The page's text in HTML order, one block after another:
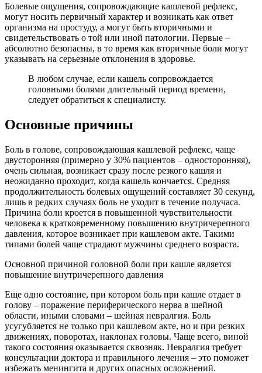
Болевые ощущения, сопровождающие кашлевой рефлекс,
могут носить первичный характер и возникать как ответ
организма на простуду, а могут быть вторичными и
свидетельствовать о той или иной патологии. Первые –
абсолютно безопасны, в то время как вторичные боли могут
указывать на серьезные отклонения в здоровье.
В любом случае, если кашель сопровождается
головными болями длительный период времени,
следует обратиться к специалисту.
Основные причины
Боль в голове, сопровождающая кашлевой рефлекс, чаще
двусторонняя (примерно у 30% пациентов – односторонняя),
очень сильная, возникает сразу после резкого кашля и
неожиданно проходит, когда кашель кончается. Средняя
продолжительность болевых ощущений составляет 30 секунд,
лишь в редких случаях боль не уходит в течение получаса.
Причина боли кроется в повышенной чувствительности
человека к кратковременному повышению внутричерепного
давления, которое возникает при кашлевом акте. Такими
типами болей чаще страдают мужчины среднего возраста.
Основной причиной головной боли при кашле является
повышение внутричерепного давления
Еще одно состояние, при котором боль при кашле отдает в
голову – поражение периферического нерва в шейной
области, иными словами – шейная невралгия. Боль
усугубляется не только при кашлевом акте, но и при резких
движениях, поворотах, наклонах головы. Чаще всего, виной
такого состояния оказывается сквозняк. Невралгия требует
консультации доктора и правильного лечения – это поможет
избежать менингита и других опасных осложнений.